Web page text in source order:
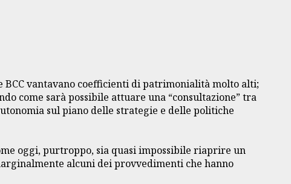
vantavano coefficienti di patrimonialità molto alti;
come sarà possibile attuare una “consultazione” tra
sul piano delle strategie e delle politiche
oggi, purtroppo, sia quasi impossibile riaprire un
alcuni dei provvedimenti che hanno